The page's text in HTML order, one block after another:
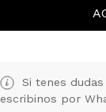
Si tenes
escribinos por